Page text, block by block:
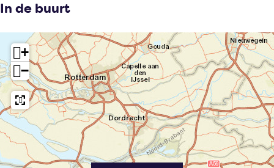
In de buurt
+
−